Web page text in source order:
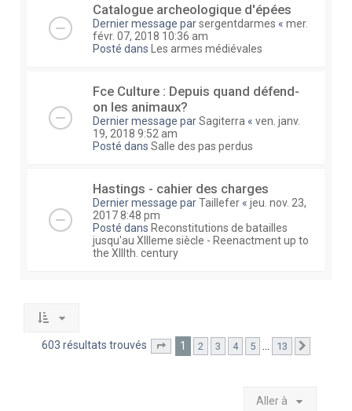
Catalogue archeologique d'épées
Dernier message parsergentdarmes « mer.
févr. 07, 2018 10:36 am
Posté dans
Les armes médiévales
Fce Culture : Depuis quand défend-
on les animaux?
Dernier message parSagiterra « ven. janv.
19, 2018 9:52 am
Posté dans Salle des pas perdus
Hastings - cahier des charges
Dernier message parTaillefer « jeu. nov. 23,
2017 8:48 pm
Posté dans Reconstitutions de batailles
jusqu'au XIIIeme siècle - Reenactment up to
the XIIIth. century
603 résultats trouvés Page sur13
1 2 3 4 5 … 13
Aller à